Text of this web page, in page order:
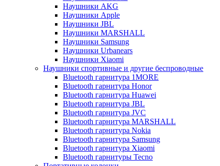
Наушники AKG
Наушники Apple
Наушники JBL
Наушники MARSHALL
Наушники Samsung
Наушники Urbanears
Наушники Xiaomi
Наушники спортивные и другие беспроводные
Bluetooth гарнитура 1MORE
Bluetooth гарнитура Honor
Bluetooth гарнитура Huawei
Bluetooth гарнитура JBL
Bluetooth гарнитура JVC
Bluetooth гарнитура MARSHALL
Bluetooth гарнитура Nokia
Bluetooth гарнитура Samsung
Bluetooth гарнитура Xiaomi
Bluetooth гарнитуры Tecno